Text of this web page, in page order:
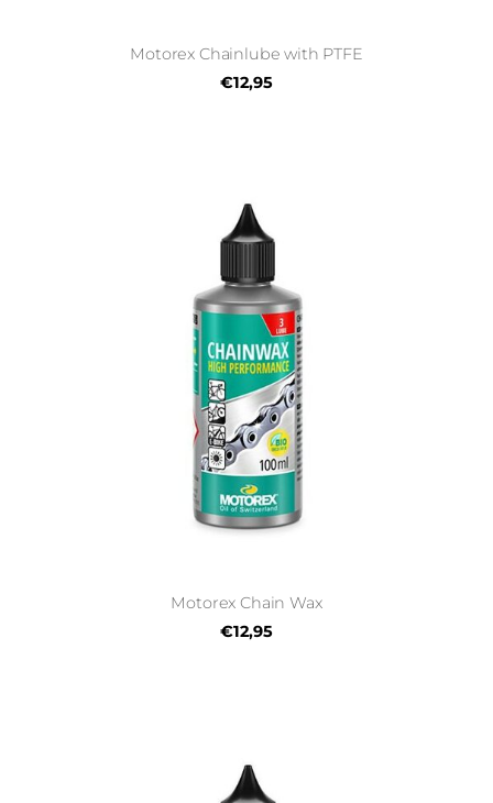
Motorex Chainlube with PTFE
€12,95
Motorex Chain Wax
€12,95